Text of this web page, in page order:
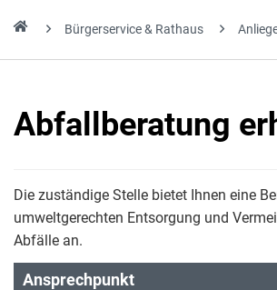
Bürgerservice & Rathaus
Abfallberatung
Die zuständige Stelle bietet Ihnen eine
umweltgerechten Entsorgung und
Abfälle an.
Ansprechpunkt